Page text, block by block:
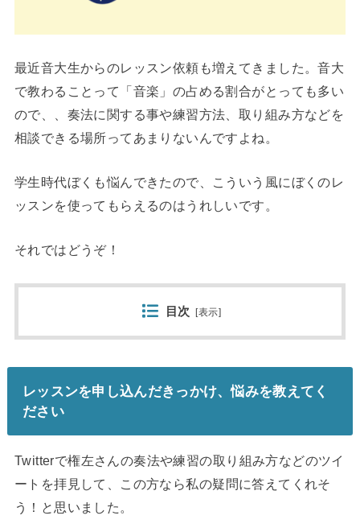
最近音大生からのレッスン依頼も増えてきました。音大
で教わることって「音楽」の占める割合がとっても多い
ので、、奏法に関する事や練習方法、取り組み方などを
相談できる場所ってあまりないんですよね。
学生時代ぼくも悩んできたので、こういう風にぼくのレ
ッスンを使ってもらえるのはうれしいです。
それではどうぞ！
目次 [表示]
レッスンを申し込んだきっかけ、悩みを教えてく
ださい
Twitterで権左さんの奏法や練習の取り組み方などのツイ
ー トを拝見して、この方なら私の疑問に答えてくれそ
う！ と思いました。